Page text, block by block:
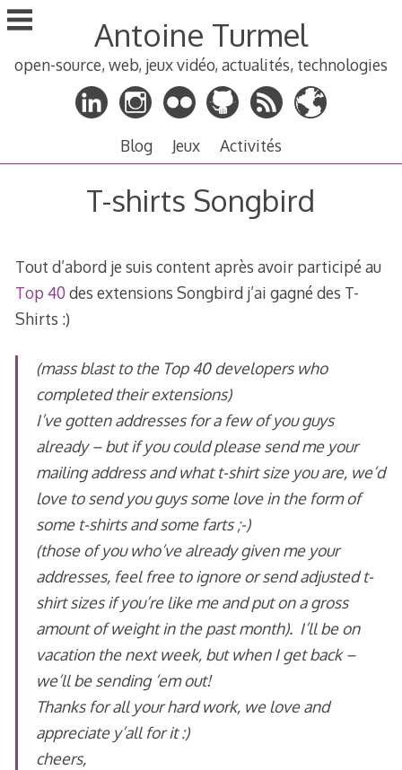
Aller
au
principal
Antoine Turmel
open-source, web, jeux vidéo, actualités, technologies
Blog Jeux Activités
T-shirts Songbird
Tout d’abord je suis content après avoir participé au
Top 40 des extensions Songbird j’ai gagné des T-
Shirts :)
(mass blast to the Top 40 developers who
completed their extensions)
I’ve gotten addresses for a few of you guys
already – but if you could please send me your
mailing address and what t-shirt size you are, we’d
love to send you guys some love in the form of
some t-shirts and some farts ;-)
(those of you who’ve already given me your
addresses, feel free to ignore or send adjusted t-
shirt sizes if you’re like me and put on a gross
amount of weight in the past month). I’ll be on
vacation the next week, but when I get back –
we’ll be sending ’em out!
Thanks for all your hard work, we love and
appreciate y’all for it :)
cheers,